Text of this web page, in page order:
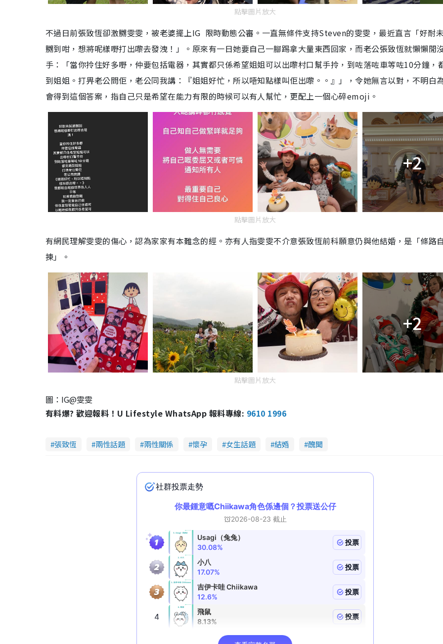
點擊圖片放大
不過日前張致恆卻激嬲雯雯 ，被老婆擺上IG 限時動態公審。一直無條件支持Steven的雯雯，最近直言「好耐
嬲到咁，想將呢樣嘢打出嚟去發洩！」。原來有一日她要自己一腳踢拿大量東西回家，而老公張致恆就懶懶閒
手：「當你拎住好多嘢，仲要包括電器，其實都只係希望姐姐可以出嚟村口幫手拎，到咗落咗車等咗10分鐘，
到姐姐。打畀老公問佢，老公同我講：『姐姐好忙，所以唔知點樣叫佢出嚟。。』」，令她無言以對，不明白
會得到這個答案 ， 指自己只是希望在能力有限的時候可以有人幫忙 ， 更配上一個心碎emoji 。
+2
點擊圖片放大
有網民理解雯雯的傷心，認為家家有本難念的經。亦有人指雯雯不介意張致恆前科願意仍與他結婚，是「條路
揀」。
+2
點擊圖片放大
圖：IG@雯雯
有料爆? 歡迎報料！U Lifestyle WhatsApp 報料專線: 9610 1996
張致恆 兩性話題 兩性關係 懷孕 女生話題 結婚 醜聞